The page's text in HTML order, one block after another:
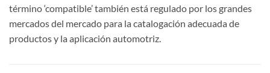
término ‘compatible’ también está regulado por los grandes
mercados del mercado para la catalogación adecuada de
productos y la aplicación automotriz.